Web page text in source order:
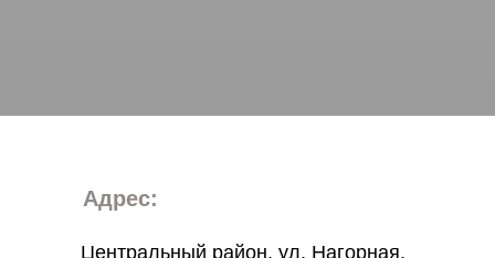
Адрес:
Центральный район, ул. Нагорная,